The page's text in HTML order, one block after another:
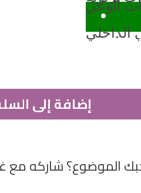
الوعي
الداخلي
الوعي
إضافة إلى
الموضوع؟ شاركه مع